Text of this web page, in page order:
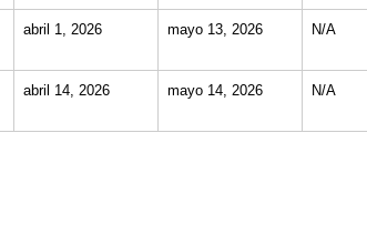
abril 1, 2026 mayo 13, 2026 N/A
abril 14, 2026 mayo 14, 2026 N/A